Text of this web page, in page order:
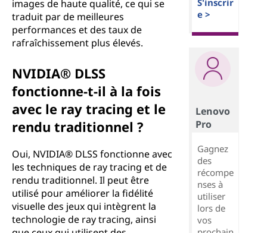
images de haute qualité, ce qui se
traduit par de meilleures
performances et des taux de
rafraîchissement plus élevés.
NVIDIA® DLSS
fonctionne-t-il à la fois
avec le ray tracing et le
rendu traditionnel ?
Oui, NVIDIA® DLSS fonctionne avec
les techniques de ray tracing et de
rendu traditionnel. Il peut être
utilisé pour améliorer la fidélité
visuelle des jeux qui intègrent la
technologie de ray tracing, ainsi
S'inscrir
e >
Lenovo
Pro
Gagnez
des
récompe
nses à
utiliser
lors de
vos